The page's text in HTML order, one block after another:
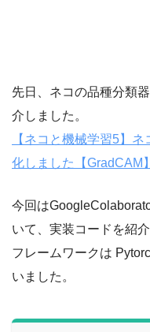
先日、ネコの品種分類
介しました。
【ネコと機械学習5】
化しました【GradCAM
今回は
いて、実装コードを紹
フレームワークは
いました。